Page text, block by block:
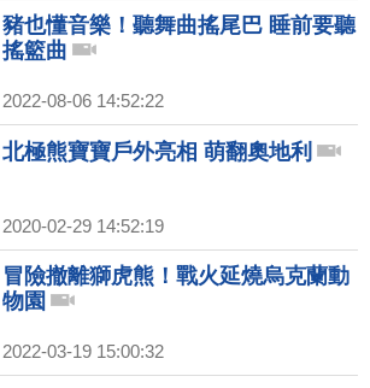
豬也懂音樂！聽舞曲搖尾巴 睡前要聽
搖籃曲
2022-08-06 14:52:22
北極熊寶寶戶外亮相 萌翻奧地利
2020-02-29 14:52:19
冒險撤離獅虎熊！戰火延燒烏克蘭動
物園
2022-03-19 15:00:32